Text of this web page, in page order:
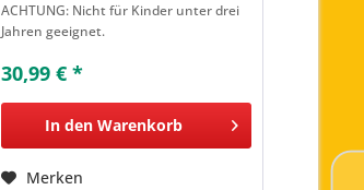
Zur Zeit ist Hochsaison und im
besten Hotel von Wien ist viel...
ACHTUNG: Nicht für Kinder unter drei
Jahren geeignet.
30,99 € *
In den Warenkorb
Merken